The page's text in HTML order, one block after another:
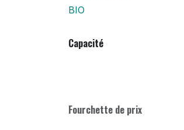
BIO
Capacité
Fourchette de prix